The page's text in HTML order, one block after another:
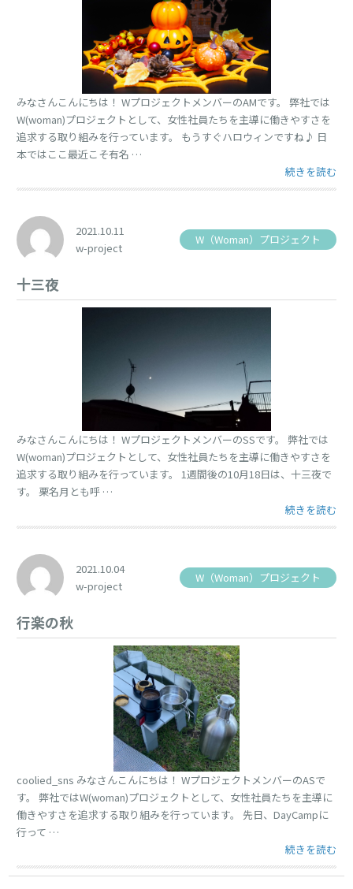
みなさんこんにちは！ WプロジェクトメンバーのAMです。 弊社では
W(woman)プロジェクトとして、女性社員たちを主導に働きやすさを
追求する取り組みを行っています。 もうすぐハロウィンですね♪ 日
本ではここ最近こそ有名 …
“ハッピーハ
続きを読む
2021.10.11
w-project
W（Woman）プロジェクト
十三夜
みなさんこんにちは！ WプロジェクトメンバーのSSです。 弊社では
W(woman)プロジェクトとして、女性社員たちを主導に働きやすさを
追求する取り組みを行っています。 1週間後の10月18日は、十三夜で
す。 栗名月とも呼 …
“十三夜” の
続きを読む
2021.10.04
w-project
W（Woman）プロジェクト
行楽の秋
coolied_sns みなさんこんにちは！ WプロジェクトメンバーのASで
す。 弊社ではW(woman)プロジェクトとして、女性社員たちを主導に
働きやすさを追求する取り組みを行っています。 先日、DayCampに
行って …
“行楽の秋” の
続きを読む